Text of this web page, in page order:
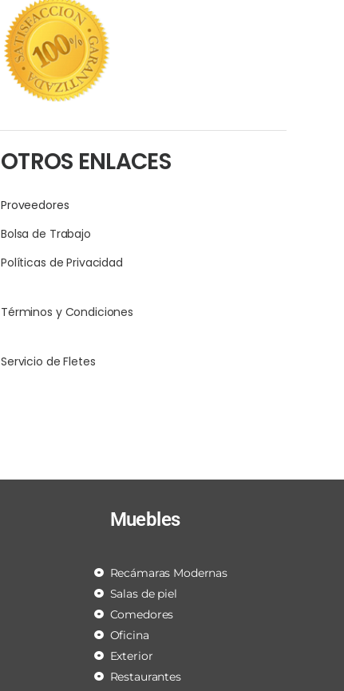
OTROS ENLACES
Proveedores
Bolsa de Trabajo
Políticas de Privacidad
Términos y Condiciones
Servicio de Fletes
Muebles
Recámaras Modernas
Salas de piel
Comedores
Oficina
Exterior
Restaurantes